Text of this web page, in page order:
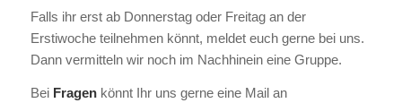
Falls ihr erst ab Donnerstag oder Freitag an der
Erstiwoche teilnehmen könnt, meldet euch gerne bei uns.
Dann vermitteln wir noch im Nachhinein eine Gruppe.
Bei Fragenkönnt Ihr uns gerne eine Mail an